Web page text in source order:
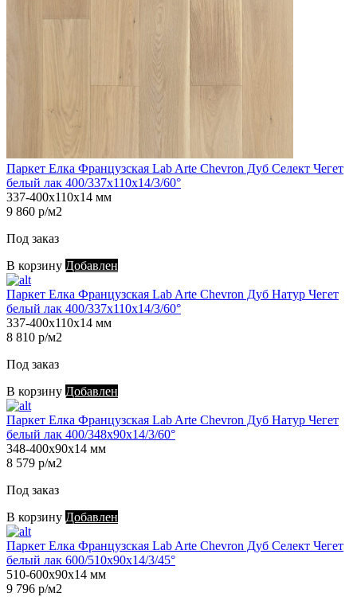
Паркет Елка Французская Lab Arte Chevron Дуб Селект Чегет
белый лак 400/337х110х14/3/60°
337-400х110х14 мм
9 860 р/м2
Под заказ
В корзину Добавлен
Паркет Елка Французская Lab Arte Chevron Дуб Натур Чегет
белый лак 400/337х110х14/3/60°
337-400х110х14 мм
8 810 р/м2
Под заказ
В корзину Добавлен
Паркет Елка Французская Lab Arte Chevron Дуб Натур Чегет
белый лак 400/348х90х14/3/60°
348-400х90х14 мм
8 579 р/м2
Под заказ
В корзину Добавлен
Паркет Елка Французская Lab Arte Chevron Дуб Селект Чегет
белый лак 600/510х90х14/3/45°
510-600х90х14 мм
9 796 р/м2